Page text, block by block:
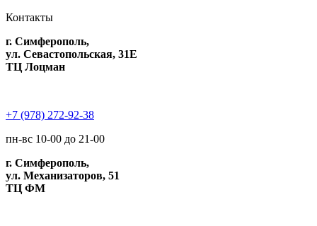
Контакты
г. Симферополь,
ул. Севастопольская, 31Е
ТЦ Лоцман
+7 (978) 272-92-38
пн-вс 10-00 до 21-00
г. Симферополь,
ул. Механизаторов, 51
ТЦ ФМ